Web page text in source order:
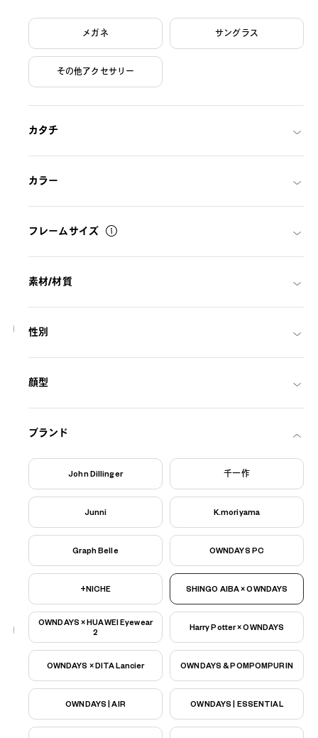
メガネ サングラス
その他アクセサリー
カタチ
カラー
フレームサイズ
素材/材質
性別
顔型
ブランド
John Dillinger 千一作
Junni K.moriyama
Graph Belle OWNDAYS PC
+NICHE SHINGO AIBA × OWNDAYS
OWNDAYS × HUAWEI Eyewear
2
Harry Potter × OWNDAYS
OWNDAYS × DITA Lancier OWNDAYS & POMPOMPURIN
OWNDAYS | AIR OWNDAYS | ESSENTIAL
入荷待ち
SHINGO AIBA × OWNDAYS
AS2003Z-3S C2 / Size: L
THB6,490.00
SHINGO AIBA × OWNDAYS
AS2002Z-3S
THB6,490.00
SHINGO AIBA × OWNDAYS
AS2001Z-3S
THB6,490.00